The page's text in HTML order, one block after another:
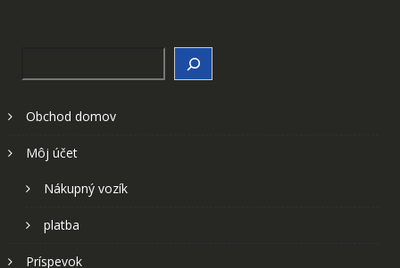
Obchod domov
Môj účet
Nákupný vozík
platba
Príspevok